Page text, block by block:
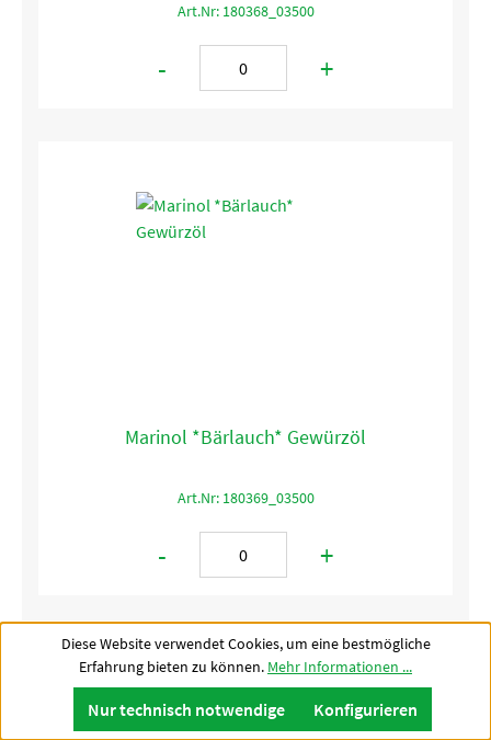
Art.Nr: 180368_03500
- +
Marinol *Bärlauch* Gewürzöl
Art.Nr: 180369_03500
- +
Diese Website verwendet Cookies, um eine bestmögliche
Erfahrung bieten zu können. Mehr Informationen ...
Nur technisch notwendige Konfigurieren